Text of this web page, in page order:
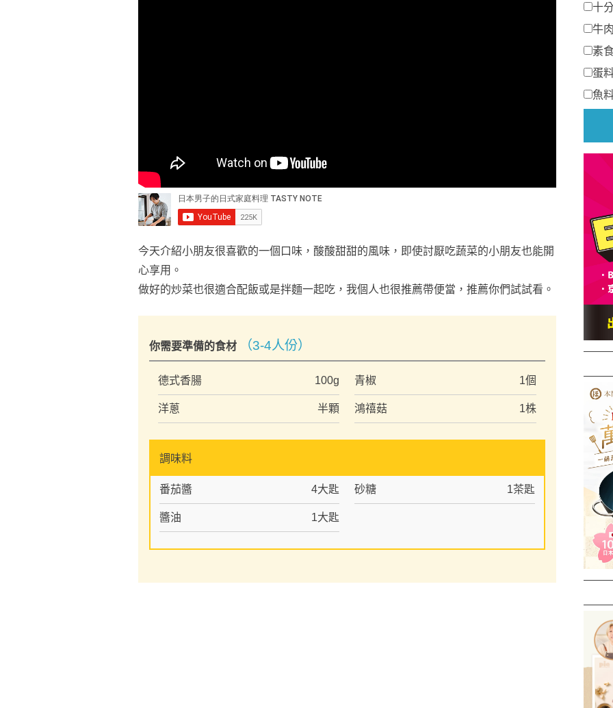
今天介紹小朋友很喜歡的一個口味，酸酸甜甜的風味，即使討厭吃蔬菜的小朋友也能開
心享用。
做好的炒菜也很適合配飯或是拌麵一起吃，我個人也很推薦帶便當，推薦你們試試看。
你需要準備的食材 （3-4人份）
德式香腸 100g 青椒 1個
洋蔥 半顆 鴻禧菇 1株
調味料
番茄醬 4大匙 砂糖 1茶匙
醬油 1大匙
十
牛
素
蛋
魚